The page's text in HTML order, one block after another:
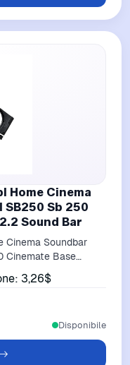
Home Cinema
SB250 Sb 250
Sound Bar
Cinema Soundbar
Cinemate Base
3,26$
Disponibile